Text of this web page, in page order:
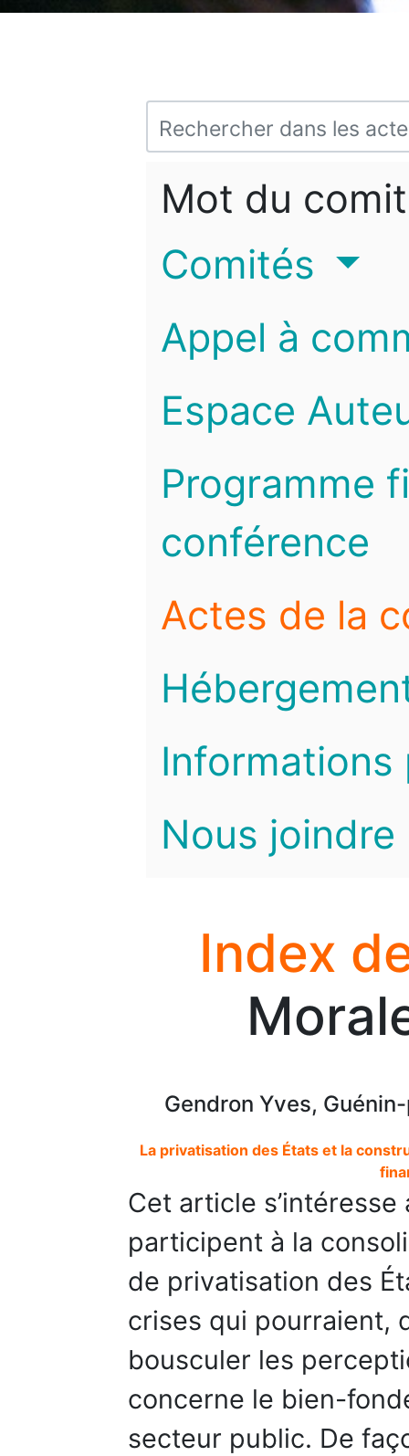
Mot du
Comités
Appel à
Espace
Programme
conférence
Actes de la
Informations
Nous joindre
Index
Gendron Yves,
La privatisation des États et la
Cet article
participent à la
de privatisation des
crises qui pourraient,
bousculer les
concerne le bien-
secteur public. De